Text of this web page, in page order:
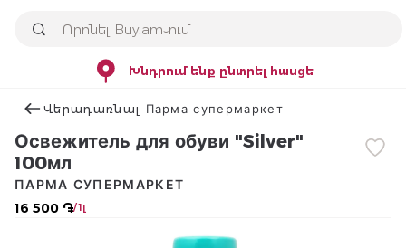
Խնդրում ենք ընտրել հասցե
Վերադառնալ Парма супермаркет
Освежитель для обуви "Silver"
100мл
16 500 ֏/ 1լ
ПАРМА СУПЕРМАРКЕТ